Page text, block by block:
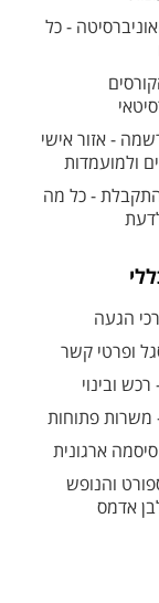
- כל
- אזור אישי
ולמועמדות
- כל מה
הגעה
ופרטי קשר
ובינוי
משרות פתוחות
ארגונית
והנופש
אדמס